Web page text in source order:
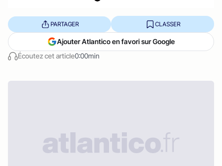
Écoutez cet article0:00min
PARTAGER CLASSER
Ajouter Atlantico en favori sur Google